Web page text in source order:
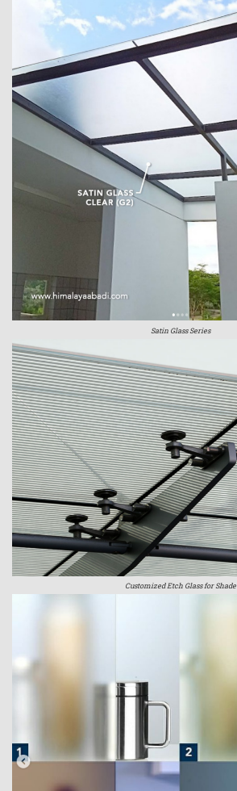
Satin Glass Series
Customized Etch Glass for Shade